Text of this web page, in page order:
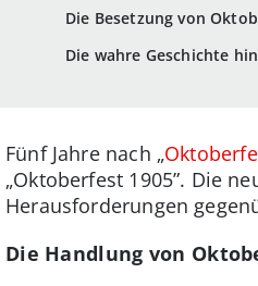
Die Besetzung von
Die wahre Geschichte
Fünf Jahre nach „
„Oktoberfest 1905”. Die
Herausforderungen
Die Handlung von